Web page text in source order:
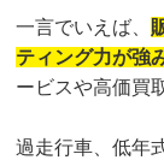
一言でいえば、
ティング力が強
ービスや高価買
過走行車、低年